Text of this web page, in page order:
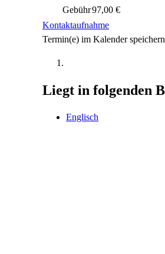
Gebühr97,00 €
Kontaktaufnahme
Termin(e) im Kalender speichern
Liegt in folgenden
Englisch